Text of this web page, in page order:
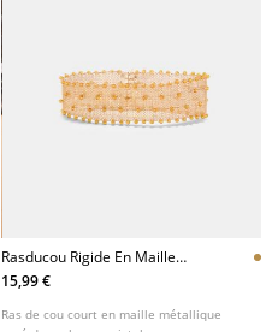
Rasducou Rigide En Maille
Metallique
15,99 €
Ras de cou court en maille métallique